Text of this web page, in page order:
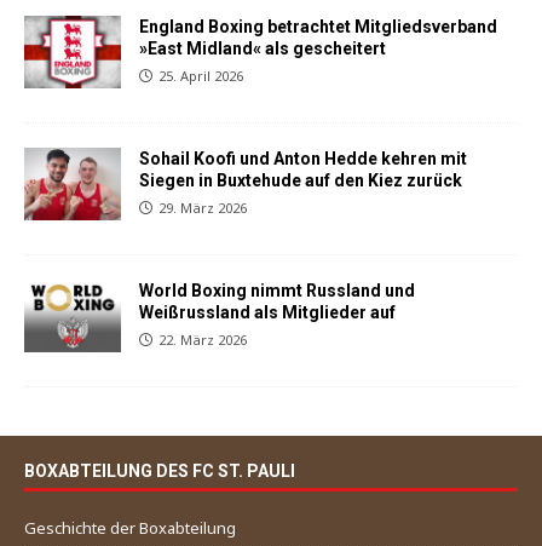
England Boxing betrachtet Mitgliedsverband
»East Midland« als gescheitert
25. April 2026
Sohail Koofi und Anton Hedde kehren mit
Siegen in Buxtehude auf den Kiez zurück
29. März 2026
World Boxing nimmt Russland und
Weißrussland als Mitglieder auf
22. März 2026
BOXABTEILUNG DES FC ST. PAULI
Geschichte der Boxabteilung